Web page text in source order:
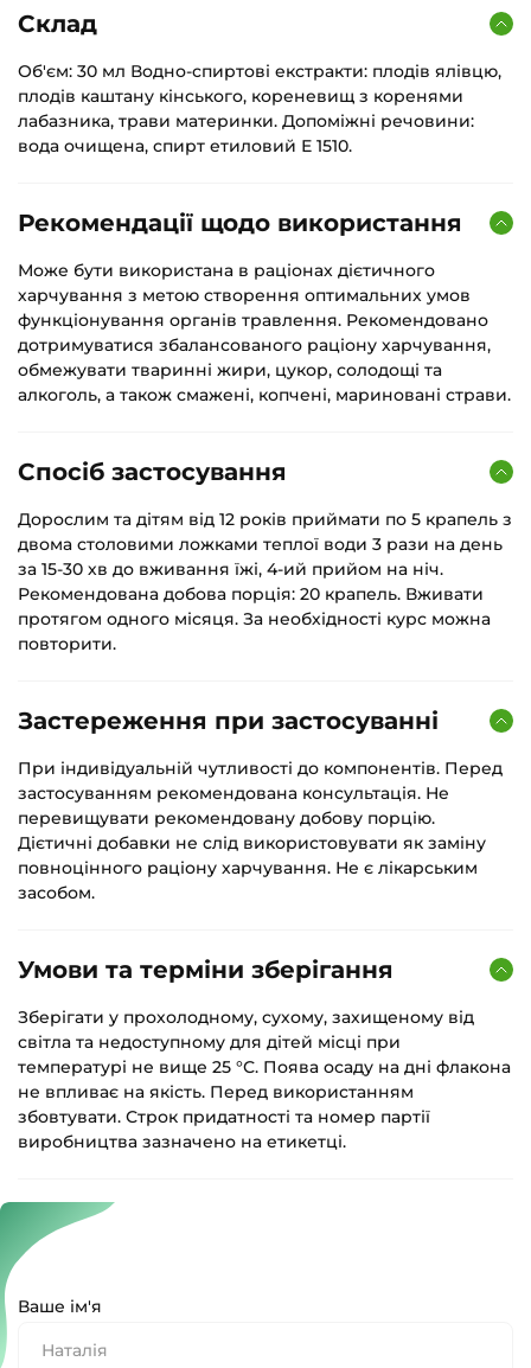
Склад
Об'єм: 30 мл Водно-спиртові екстракти: плодів ялівцю,
плодів каштану кінського, кореневищ з коренями
лабазника, трави материнки. Допоміжні речовини:
вода очищена, спирт етиловий Е 1510.
Рекомендації щодо використання
Може бути використана в раціонах дієтичного
харчування з метою створення оптимальних умов
функціонування органів травлення. Рекомендовано
дотримуватися збалансованого раціону харчування,
обмежувати тваринні жири, цукор, солодощі та
алкоголь, а також смажені, копчені, мариновані страви.
Спосіб застосування
Дорослим та дітям від 12 років приймати по 5 крапель з
двома столовими ложками теплої води 3 рази на день
за 15-30 хв до вживання їжі, 4-ий прийом на ніч.
Рекомендована добова порція: 20 крапель. Вживати
протягом одного місяця. За необхідності курс можна
повторити.
Застереження при застосуванні
При індивідуальній чутливості до компонентів. Перед
застосуванням рекомендована консультація. Не
перевищувати рекомендовану добову порцію.
Дієтичні добавки не слід використовувати як заміну
повноцінного раціону харчування. Не є лікарським
засобом.
Умови та терміни зберігання
Зберігати у прохолодному, сухому, захищеному від
світла та недоступному для дітей місці при
температурі не вище 25 °С. Поява осаду на дні флакона
не впливає на якість. Перед використанням
збовтувати. Строк придатності та номер партії
виробництва зазначено на етикетці.
Ваше ім'я